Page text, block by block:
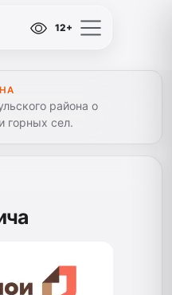
12+
района о
горных сел.